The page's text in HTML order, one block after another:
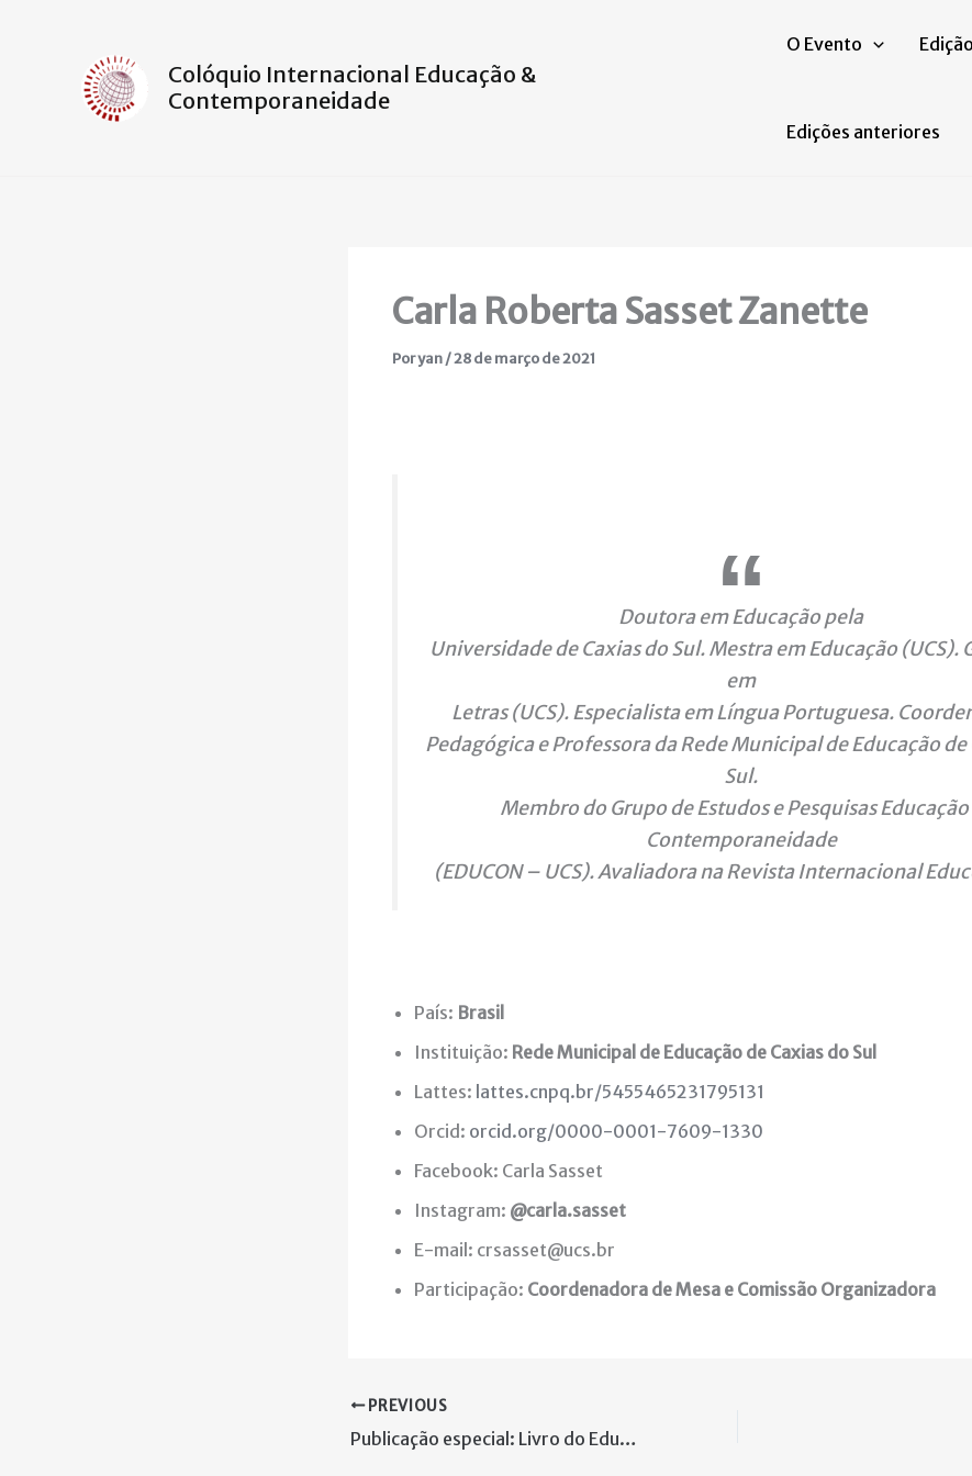
Colóquio Internacional Educação &
Contemporaneidade
O Evento
Edições anteriores
Carla Roberta Sasset Zanette
Poryan/28 de março de 2021
Doutora em Educação pela
Universidade de Caxias do Sul. Mestra em Educação (UCS).
em
Letras (UCS). Especialista em Língua Portuguesa.
Pedagógica e Professora da Rede Municipal de Educação de
Sul.
Membro do Grupo de Estudos e Pesquisas Educação
Contemporaneidade
(EDUCON – UCS). Avaliadora na Revista Internacional
País: Brasil
Instituição: Rede Municipal de Educação de Caxias do Sul
Lattes: lattes.cnpq.br/5455465231795131
Orcid: orcid.org/0000-0001-7609-1330
Facebook: Carla Sasset
Instagram: @carla.sasset
E-mail: crsasset@ucs.br
Participação: Coordenadora de Mesa e Comissão Organizadora
PREVIOUS
Publicação especial: Livro do Educon